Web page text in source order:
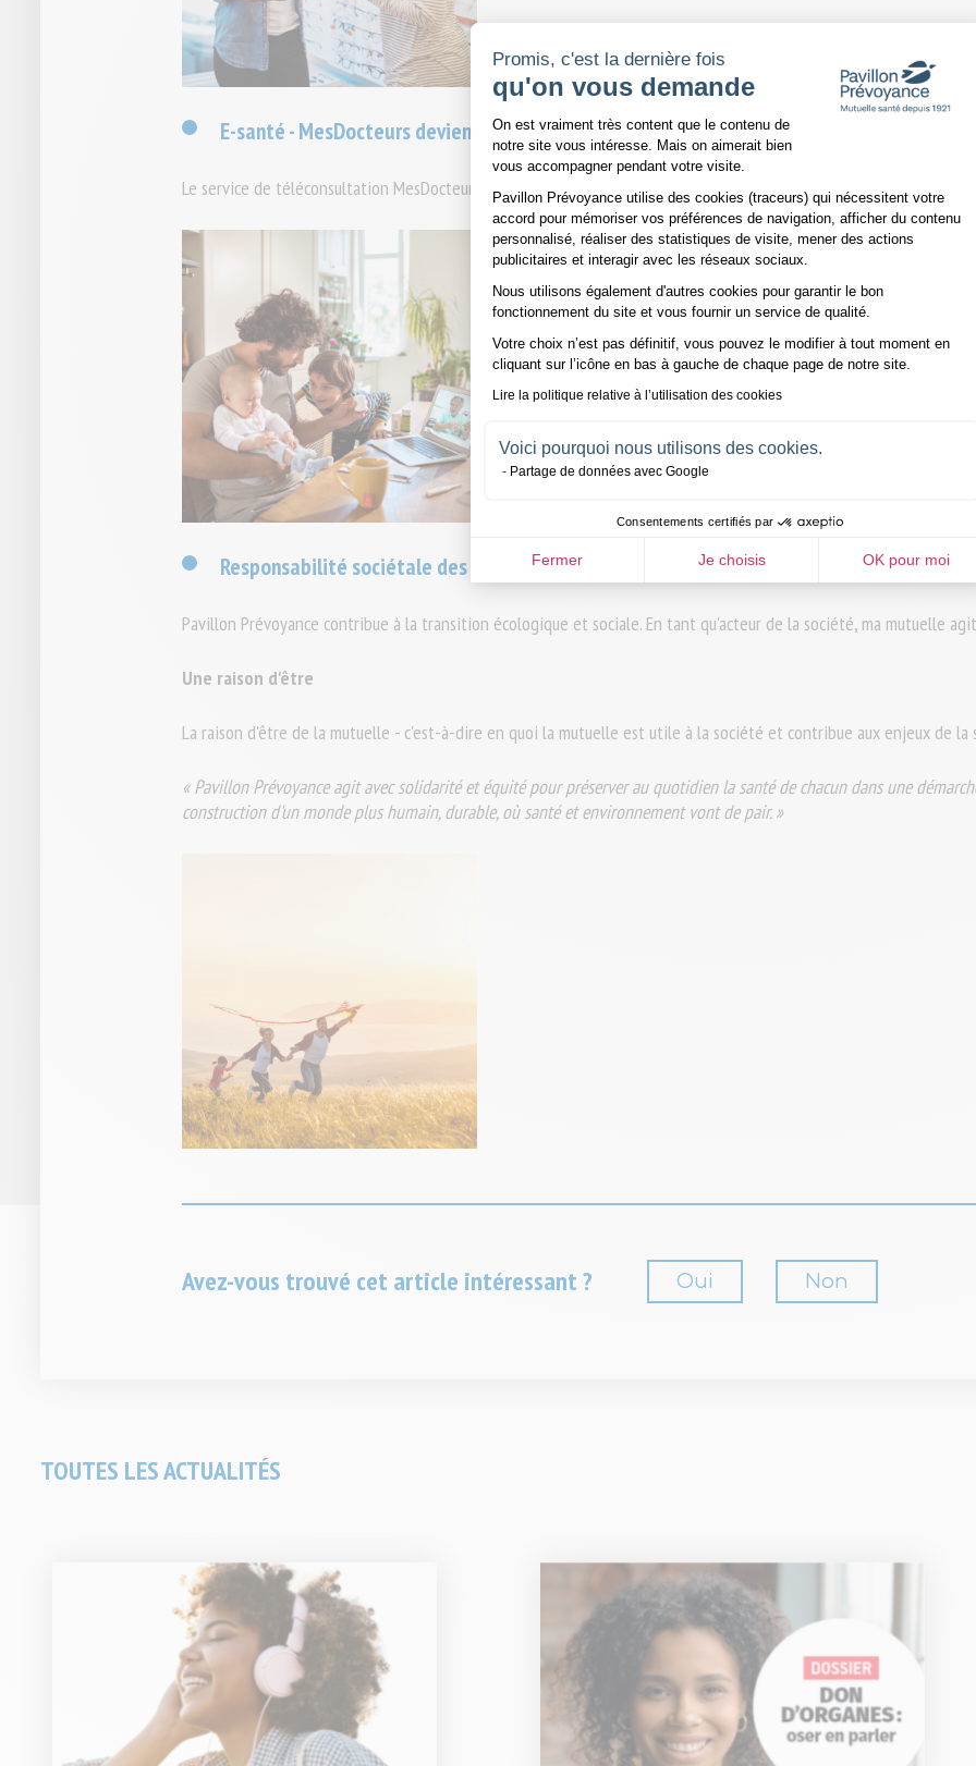
Promis, c'est la dernière fois
qu'on vous demande
Plateforme de Gestion du
On est vraiment très content que le contenu de
notre site vous intéresse. Mais on aimerait bien
vous accompagner pendant votre visite.
Pavillon Prévoyance utilise des cookies (traceurs) qui nécessitent votre
accord pour mémoriser vos préférences de navigation, afficher du contenu
personnalisé, réaliser des statistiques de visite, mener des actions
publicitaires et interagir avec les réseaux sociaux.
Nous utilisons également d'autres cookies pour garantir le bon
fonctionnement du site et vous fournir un service de qualité.
Votre choix n’est pas définitif, vous pouvez le modifier à tout moment en
cliquant sur l’icône en bas à gauche de chaque page de notre site.
Lire la politique relative à l’utilisation des cookies
Voici pourquoi nous utilisons des cookies.
Partage de données avec Google
Consentements certifiés par
Fermer Je choisis OK pour moi
Axeptio consent
E-santé - MesDocteurs devient Maiia au 1eravril 2024
Le service de téléconsultation MesDocteurs évolue et s'enrichit de nouvelles modalités de prise en charge
Responsabilité sociétale des entreprises - La mutuelle s'engage
Pavillon Prévoyance contribue à la transition écologique et sociale. En tant qu'acteur de la société, ma mutuelle
Une raison d'être
La raison d'être de la mutuelle - c'est-à-dire en quoi la mutuelle est utile à la société et contribue aux enjeux de
« Pavillon Prévoyance agit avec solidarité et équité pour préserver au quotidien la santé de chacun dans une
construction d'un monde plus humain, durable, où santé et environnement vont de pair. »
Avez-vous trouvé cet article intéressant ? Oui
Non
TOUTES LES ACTUALITÉS